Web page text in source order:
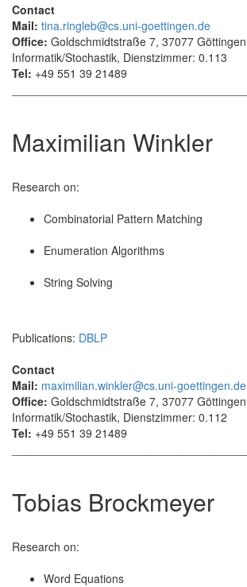
Contact
Mail: tina.ringleb@cs.uni-goettingen.de
Office: Goldschmidtstraße 7, 37077 Göttingen
Informatik/Stochastik, Dienstzimmer: 0.113
Tel: +49 551 39 21489
Maximilian Winkler
Research on:
Combinatorial Pattern Matching
Enumeration Algorithms
String Solving
Publications: DBLP
Contact
Mail: maximilian.winkler@cs.uni-goettingen.de
Office: Goldschmidtstraße 7, 37077 Göttingen
Informatik/Stochastik, Dienstzimmer: 0.112
Tel: +49 551 39 21489
Tobias Brockmeyer
Research on:
Word Equations